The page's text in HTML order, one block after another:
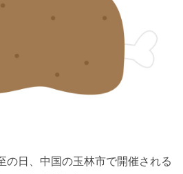
の日、中国の玉林市で開催される